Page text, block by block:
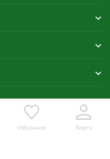
Избранное Войти